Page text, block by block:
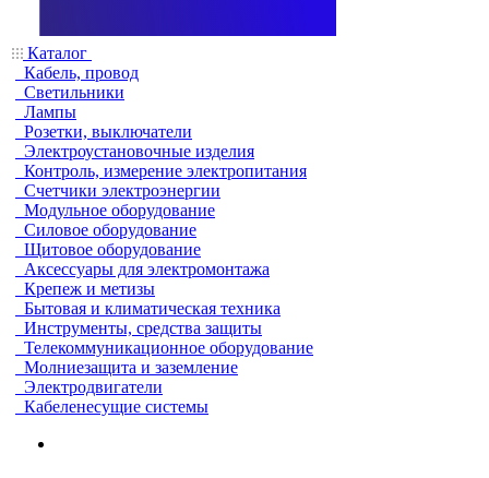
Каталог
Кабель, провод
Светильники
Лампы
Розетки, выключатели
Электроустановочные изделия
Контроль, измерение электропитания
Счетчики электроэнергии
Модульное оборудование
Силовое оборудование
Щитовое оборудование
Аксессуары для электромонтажа
Крепеж и метизы
Бытовая и климатическая техника
Инструменты, средства защиты
Телекоммуникационное оборудование
Молниезащита и заземление
Электродвигатели
Кабеленесущие системы